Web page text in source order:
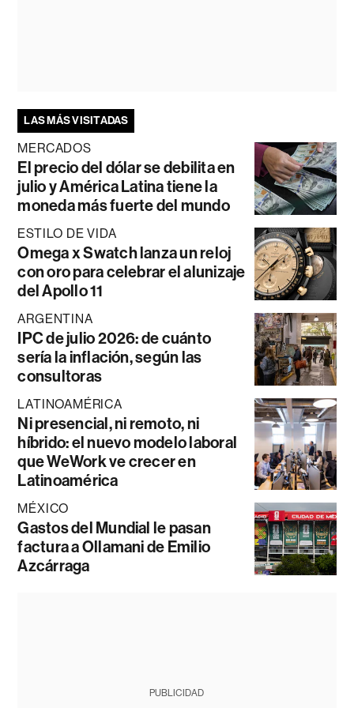
LAS MÁS VISITADAS
MERCADOS
El precio del dólar se debilita en
julio y América Latina tiene la
moneda más fuerte del mundo
ESTILO DE VIDA
Omega x Swatch lanza un reloj
con oro para celebrar el alunizaje
del Apollo 11
ARGENTINA
IPC de julio 2026: de cuánto
sería la inflación, según las
consultoras
LATINOAMÉRICA
Ni presencial, ni remoto, ni
híbrido: el nuevo modelo laboral
que WeWork ve crecer en
Latinoamérica
MÉXICO
Gastos del Mundial le pasan
factura a Ollamani de Emilio
Azcárraga
PUBLICIDAD